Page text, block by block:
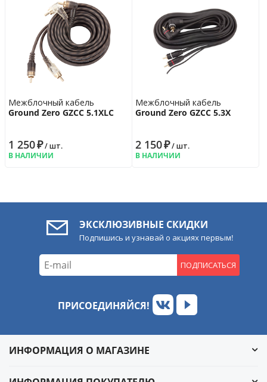
Межблочный кабель
Ground Zero GZCC 5.1XLC
1 250₽/ шт.
В НАЛИЧИИ
Межблочный кабель
Ground Zero GZCC 5.3X
2 150₽/ шт.
В НАЛИЧИИ
ЭКСКЛЮЗИВНЫЕ СКИДКИ
Подпишись и узнавай о акциях первым!
ПОДПИСАТЬСЯ
ПРИСОЕДИНЯЙСЯ!
ИНФОРМАЦИЯ О МАГАЗИНЕ